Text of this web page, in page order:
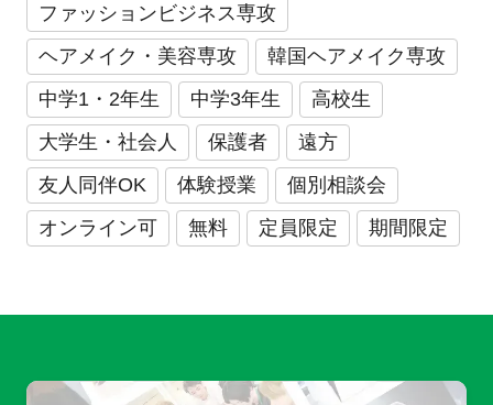
ファッションビジネス専攻
ヘアメイク・美容専攻
韓国ヘアメイク専攻
中学1・2年生
中学3年生
高校生
大学生・社会人
保護者
遠方
友人同伴OK
体験授業
個別相談会
オンライン可
無料 定員限定 期間限定